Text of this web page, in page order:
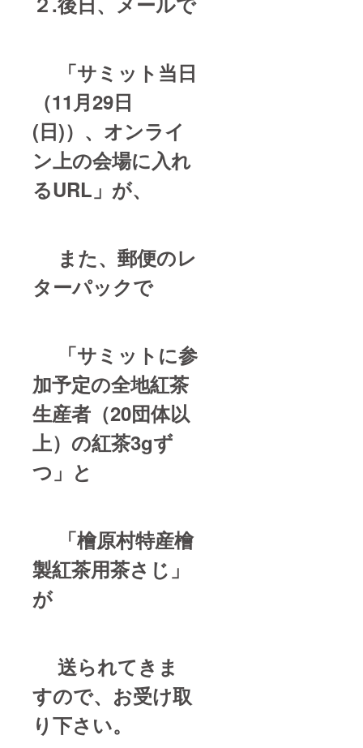
「サミット当日
（11月29日
(日)）、オンライ
ン上の会場に入れ
るURL」が、
また、郵便のレ
ターパックで
「サミットに参
加予定の全地紅茶
生産者（20団体以
上）の紅茶3gず
つ」と
「檜原村特産檜
製紅茶用茶さじ」
が
送られてきま
すので、お受け取
り下さい。